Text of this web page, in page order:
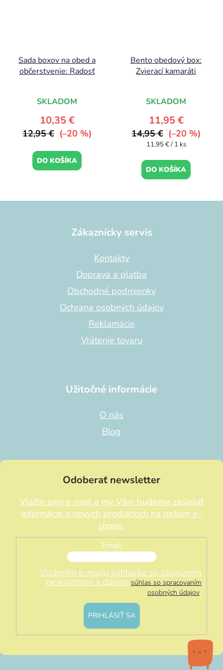
Sada boxov na obed a
občerstvenie: Radosť
SKLADOM
10,35 €
12,95 € (–20 %)
DO KOŠÍKA
Bento obedový box:
Zvierací kamaráti
SKLADOM
11,95 €
14,95 € (–20 %)
Jednotková
11,95 € / 1 ks
DO KOŠÍKA
Zákaznícky servis
Kontakty
Doprava a platba
Obchodné podmienky
Ochrana osobných údajov
Reklamácie
Vrátenie tovaru
Užitočné informácie
O nás
Blog
Odoberať newsletter
Vložte svoj e-mail a my Vám budeme zasielať
informácie o nových produktoch na našom e-
shope.
Email
Vložením e-mailu súhlasíte so zasielaním
newslettrov a dávate súhlas so spracovaním
osobných údajov.
PRIHLÁSIŤ SA